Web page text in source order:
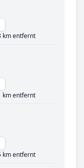
km entfernt
km entfernt
km entfernt